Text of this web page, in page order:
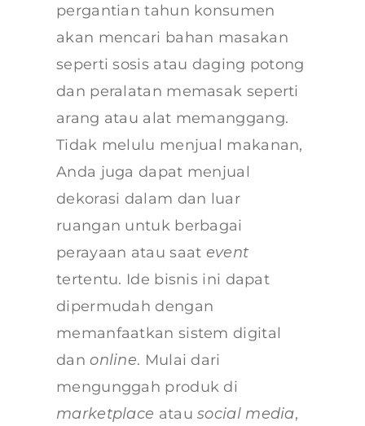
pergantian tahun konsumen
akan mencari bahan masakan
seperti sosis atau daging potong
dan peralatan memasak seperti
arang atau alat memanggang.
Tidak melulu menjual makanan,
Anda juga dapat menjual
dekorasi dalam dan luar
ruangan untuk berbagai
perayaan atau saat event
tertentu. Ide bisnis ini dapat
dipermudah dengan
memanfaatkan sistem digital
danonline. Mulai dari
mengunggah produk di
marketplace atausocial media,